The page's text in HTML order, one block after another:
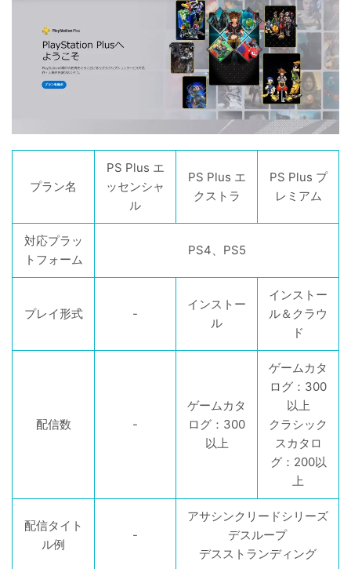
プラン名
PS Plus エ
ッセンシャ
ル
PS Plus エ
クストラ
PS Plus プ
レミアム
対応プラッ
トフォーム
PS4、PS5
プレイ形式 -
インストー
ル
インストー
ル＆クラウ
ド
配信数 -
ゲームカタ
ログ：300
以上
ゲームカタ
ログ：300
以上
クラシック
スカタロ
グ：200以
上
配信タイト
ル例
-
アサシンクリードシリーズ
デスループ
デスストランディング